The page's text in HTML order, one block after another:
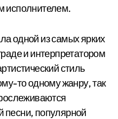
исполнителем.
одной из самых ярких
и интерпретатором
стиль
то одному жанру, так
песни, популярной